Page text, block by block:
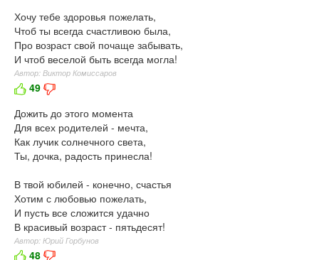
Хочу тебе здоровья пожелать,
Чтоб ты всегда счастливою была,
Про возраст свой почаще забывать,
И чтоб веселой быть всегда могла!
Автор: Виктор Комиссаров
49
Дожить до этого момента
Для всех родителей - мечта,
Как лучик солнечного света,
Ты, дочка, радость принесла!
В твой юбилей - конечно, счастья
Хотим с любовью пожелать,
И пусть все сложится удачно
В красивый возраст - пятьдесят!
Автор: Юрий Горбунов
48